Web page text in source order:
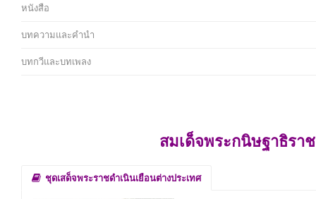
หนังสือ
บทความและคำนำ
บทกวีและบทเพลง
สมเด็จพระกนิษฐาธิรา
ชุดเสด็จพระราชดำเนินเยือนต่างประเทศ